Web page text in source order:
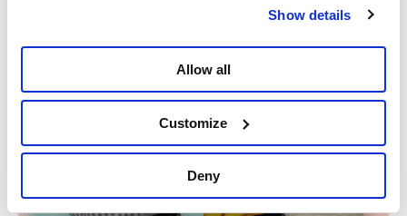
Show details
Allow all
Customize
Deny